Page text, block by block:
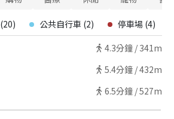
(20) 公共自行車 (2) 停車場 (4)
4.3分鐘 / 341m
5.4分鐘 /432m
6.5分鐘 /527m